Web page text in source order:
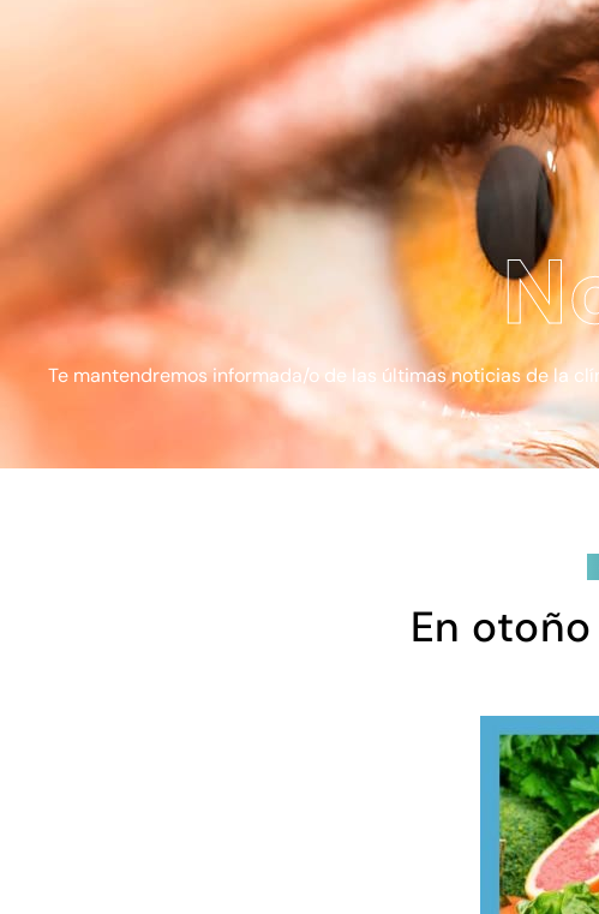
Te mantendremos informada/o de las últimas noticias de la
En